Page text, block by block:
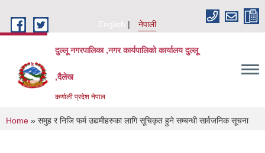
English
नेपाली
दुल्लू नगरपालिका ,नगर कार्यपालिकाे कार्यालय दुल्लू
,दैलेख
कर्णाली प्रदेश नेपाल
You are here
Home » समुह र निजि फर्म उद्यमीहरुका लागि सूचिकृत हुने सम्बन्धी सार्वजनिक सूचना